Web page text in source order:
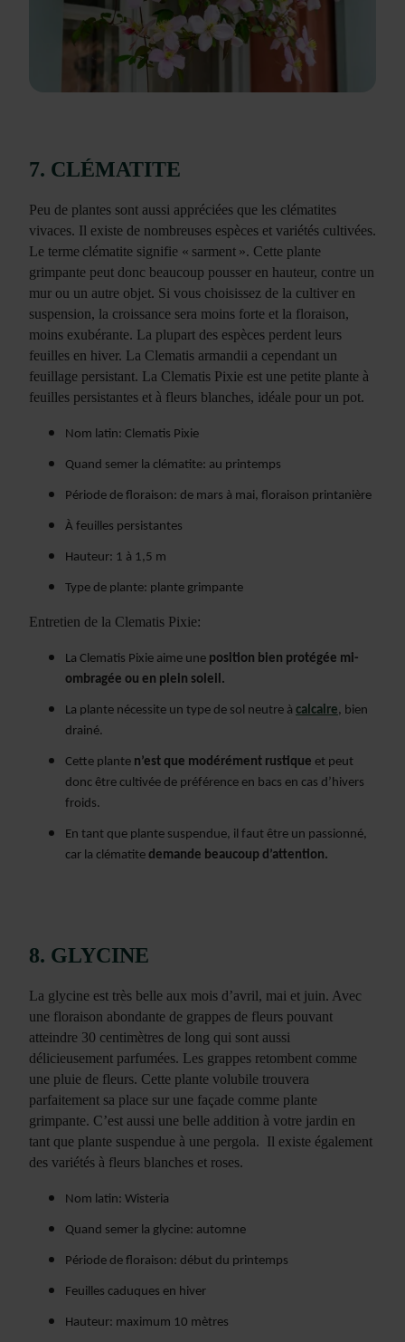
7. CLÉMATITE
Peu de plantes sont aussi appréciées que les clématites
vivaces. Il existe de nombreuses espèces et variétés cultivées.
Le terme clématite signifie « sarment ». Cette plante
grimpante peut donc beaucoup pousser en hauteur, contre un
mur ou un autre objet. Si vous choisissez de la cultiver en
suspension, la croissance sera moins forte et la floraison,
moins exubérante. La plupart des espèces perdent leurs
feuilles en hiver. La Clematis armandii a cependant un
feuillage persistant. La Clematis Pixie est une petite plante à
feuilles persistantes et à fleurs blanches, idéale pour un pot.
Nom latin: Clematis Pixie
Quand semer la clématite: au printemps
Période de floraison: de mars à mai, floraison printanière
À feuilles persistantes
Hauteur: 1 à 1,5 m
Type de plante: plante grimpante
Entretien de la Clematis Pixie:
La Clematis Pixie aime une position bien protégée mi-
ombragée ou en plein soleil.
La plante nécessite un type de sol neutre à calcaire, bien
drainé.
Cette plante n’est que modérément rustique et peut
donc être cultivée de préférence en bacs en cas d’hivers
froids.
En tant que plante suspendue, il faut être un passionné,
car la clématite demande beaucoup d’attention.
8. GLYCINE
La glycine est très belle aux mois d’avril, mai et juin. Avec
une floraison abondante de grappes de fleurs pouvant
atteindre 30 centimètres de long qui sont aussi
délicieusement parfumées. Les grappes retombent comme
une pluie de fleurs. Cette plante volubile trouvera
parfaitement sa place sur une façade comme plante
grimpante. C’est aussi une belle addition à votre jardin en
tant que plante suspendue à une pergola. Il existe également
des variétés à fleurs blanches et roses.
Nom latin: Wisteria
Quand semer la glycine: automne
Période de floraison: début du printemps
Feuilles caduques en hiver
Hauteur: maximum 10 mètres